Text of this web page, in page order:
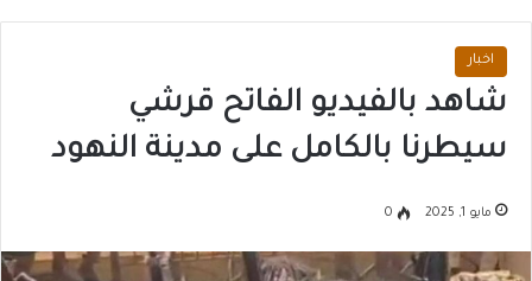
اخبار
شاهد بالفيديو الفاتح قرشي
سيطرنا بالكامل على مدينة النهود
مايو 1, 2025 0